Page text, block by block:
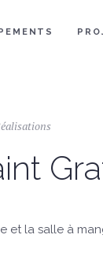
et la salle à